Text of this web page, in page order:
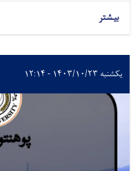
بیشتر
یکشنبه ۱۴۰۳/۱۰/۲۳ - ۱۲:۱۴